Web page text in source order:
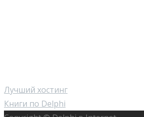
Лучший хостинг
Книги по Delphi